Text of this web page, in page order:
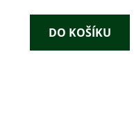
DO KOŠÍKU